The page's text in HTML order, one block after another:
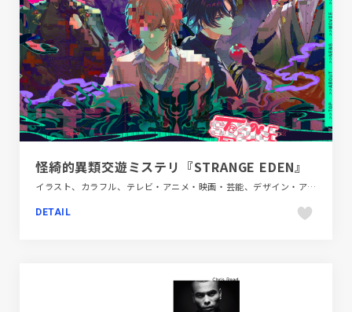
怪綺的異類交遊ミステリ『STRANGE EDEN』
イラスト、カラフル、テレビ・アニメ・映画・芸能、デザイン・アート・音楽・文芸、ブランド・サービスサイト、ポップ、モーション多め
DETAIL